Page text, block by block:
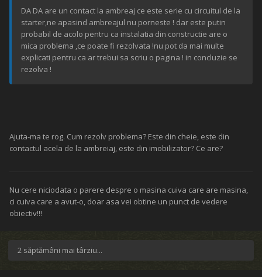
DA DA are un contact la ambreaj ce este serie cu circuitul de la
starter,ne apasind ambreajul nu porneste ! dar este putin
probabil de acolo pentru ca instalatia din constructie are o
mica problema ,ce poate fi rezolvata !nu pot da mai multe
explicati pentru ca ar trebui sa scriu o pagina ! in concluzie se
rezolva !
Ajuta-ma te rog. Cum rezolv problema? Este din cheie, este din
contactul acela de la ambreiaj, este din imobilizator? Ce are?
Nu cere niciodata o parere despre o masina cuiva care are masina,
ci cuiva care a avut-o, doar asa vei obtine un punct de vedere
obiectiv!!!
2 săptămâni mai târziu...